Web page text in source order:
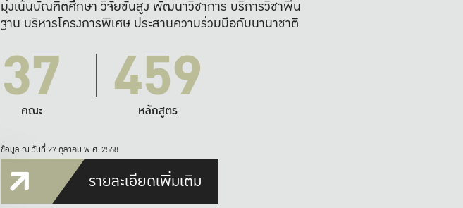
มุ่งเน้นบัณฑิตศึกษา วิจัยขั้นสูง พัฒนาวิชาการ บริการวิชาพื้น
ฐาน บริหารโครงการพิเศษ ประสานความร่วมมือกับนานาชาติ
37
คณะ 459
หลักสูตร
ข้อมูล ณ วันที่ 27 ตุลาคม พ.ศ. 2568
รายละเอียดเพิ่มเติม